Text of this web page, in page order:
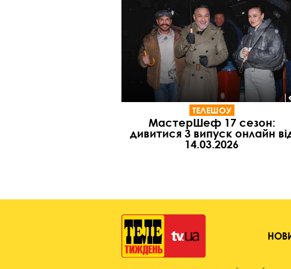
ТЕЛЕШОУ
МастерШеф 17 сезон:
дивитися 3 випуск онлайн
14.03.2026